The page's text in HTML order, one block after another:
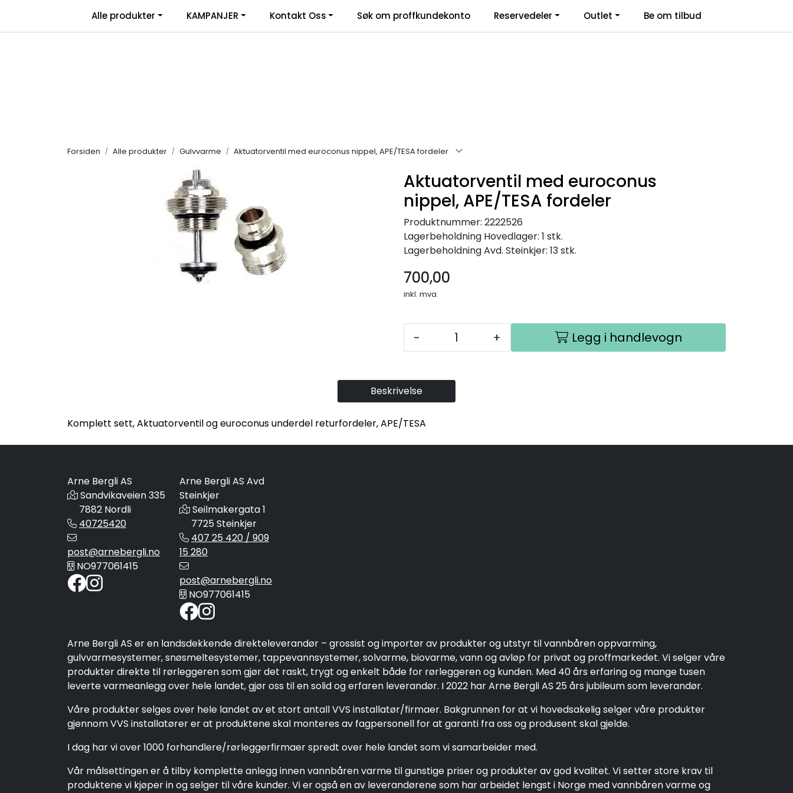
Salgsbetingelser | Retur/transportskade & reklamasjonsskjema Kontakt Oss Logg inn
Alle produkter KAMPANJER Kontakt Oss Søk om proffkundekonto Reservedeler Outlet Be om tilbud
Forsiden Alle produkter Gulvvarme Aktuatorventil med euroconus nippel, APE/TESA fordeler
Aktuatorventil med euroconus
nippel, APE/TESA fordeler
Produktnummer: 2222526
Lagerbeholdning Hovedlager: 1 stk.
LagerbeholdningAvd. Steinkjer: 13 stk.
700,00
inkl. mva.
- + Legg i handlevogn
Beskrivelse
Komplett sett, Aktuatorventil og euroconus underdel returfordeler, APE/TESA
Arne Bergli AS
Sandvikaveien 335
7882 Nordli
40725420
post@arnebergli.no
NO977061415
Arne Bergli AS Avd
Steinkjer
Seilmakergata 1
7725 Steinkjer
407 25 420 / 909
15 280
post@arnebergli.no
NO977061415
Arne Bergli AS er en landsdekkende direkteleverandør – grossist og importør av produkter og utstyr til vannbåren oppvarming,
gulvvarmesystemer, snøsmeltesystemer, tappevannsystemer, solvarme, biovarme, vann og avløp for privat og proffmarkedet. Vi selger våre
produkter direkte til rørleggeren som gjør det raskt, trygt og enkelt både for rørleggeren og kunden. Med 40 års erfaring og mange tusen
leverte varmeanlegg over hele landet, gjør oss til en solid og erfaren leverandør. I 2022 har Arne Bergli AS 25 års jubileum som leverandør.
Våre produkter selges over hele landet av et stort antall VVS installatør/firmaer. Bakgrunnen for at vi hovedsakelig selger våre produkter
gjennom VVS installatører er at produktene skal monteres av fagpersonell for at garanti fra oss og produsent skal gjelde.
I dag har vi over 1000 forhandlere/rørleggerfirmaer spredt over hele landet som vi samarbeider med.
Vår målsettingen er å tilby komplette anlegg innen vannbåren varme til gunstige priser og produkter av god kvalitet. Vi setter store krav til
produktene vi kjøper in og selger til våre kunder. Vi er også en av leverandørene som har arbeidet lengst i Norge med vannbåren varme og